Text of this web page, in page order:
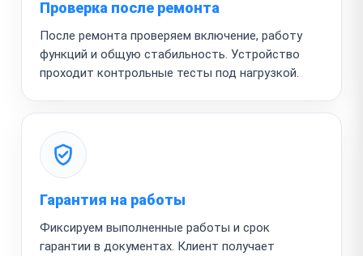
Проверка после ремонта
После ремонта проверяем включение, работу
функций и общую стабильность. Устройство
проходит контрольные тесты под нагрузкой.
Гарантия на работы
Фиксируем выполненные работы и срок
гарантии в документах. Клиент получает